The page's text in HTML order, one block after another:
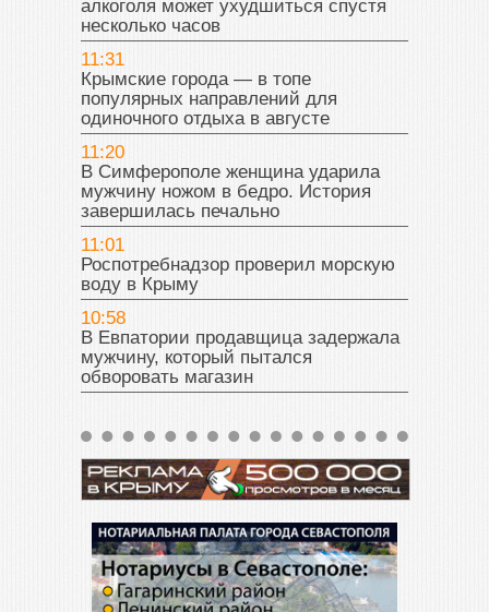
алкоголя может ухудшиться спустя
несколько часов
11:31
Крымские города — в топе
популярных направлений для
одиночного отдыха в августе
11:20
В Симферополе женщина ударила
мужчину ножом в бедро. История
завершилась печально
11:01
Роспотребнадзор проверил морскую
воду в Крыму
10:58
В Евпатории продавщица задержала
мужчину, который пытался
обворовать магазин